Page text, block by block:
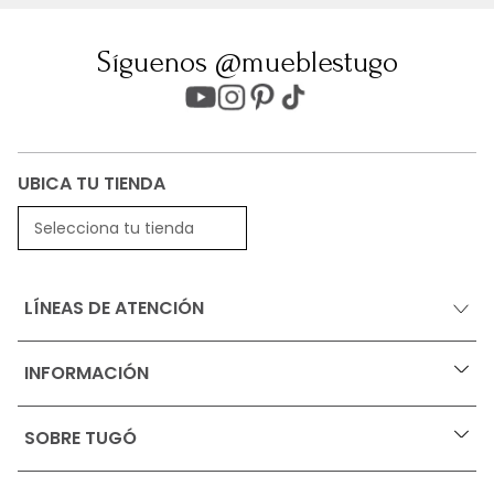
Síguenos @mueblestugo
UBICA TU TIENDA
Selecciona tu tienda
LÍNEAS DE ATENCIÓN
INFORMACIÓN +
Ofertas vigentes
Términos, condiciones y restricciones para productos
SOBRE TUGÓ +